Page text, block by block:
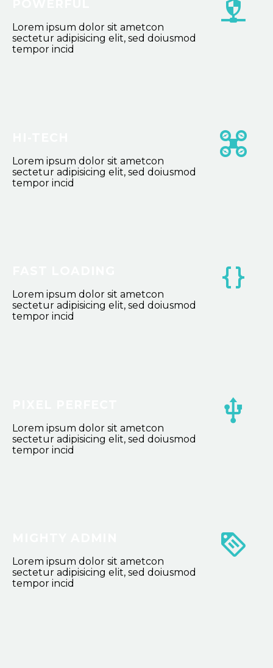
Lorem ipsum dolor sit ametcon
sectetur adipisicing elit, sed doiusmod
tempor incid
Lorem ipsum dolor sit ametcon
sectetur adipisicing elit, sed doiusmod
tempor incid
Lorem ipsum dolor sit ametcon
sectetur adipisicing elit, sed doiusmod
tempor incid
Lorem ipsum dolor sit ametcon
sectetur adipisicing elit, sed doiusmod
tempor incid
Lorem ipsum dolor sit ametcon
sectetur adipisicing elit, sed doiusmod
tempor incid